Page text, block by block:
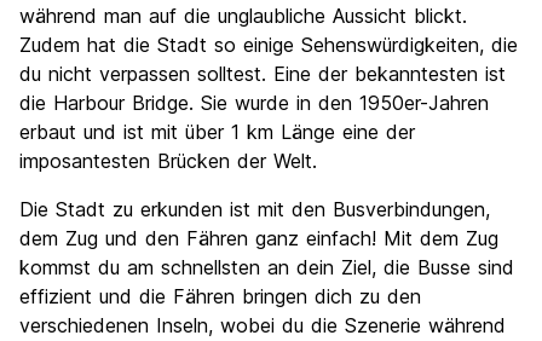
während man auf die unglaubliche Aussicht blickt.
Zudem hat die Stadt so einige Sehenswürdigkeiten, die
du nicht verpassen solltest. Eine der bekanntesten ist
die Harbour Bridge. Sie wurde in den 1950er-Jahren
erbaut und ist mit über 1 km Länge eine der
imposantesten Brücken der Welt.
Die Stadt zu erkunden ist mit den Busverbindungen,
dem Zug und den Fähren ganz einfach! Mit dem Zug
kommst du am schnellsten an dein Ziel, die Busse sind
effizient und die Fähren bringen dich zu den
verschiedenen Inseln, wobei du die Szenerie während